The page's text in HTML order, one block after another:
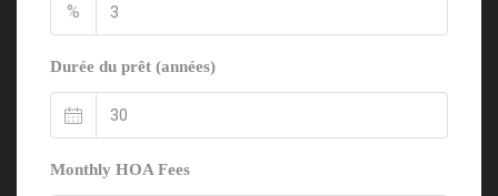
%
Durée du prêt (années)
Monthly HOA Fees